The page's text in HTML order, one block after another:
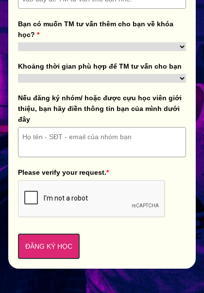
Bạn có muốn TM tư vấn thêm cho bạn về khóa
học? *
Khoảng thời gian phù hợp để TM tư vấn cho bạn
Nếu đăng ký nhóm/ hoặc được cựu học viên giới
thiệu, bạn hãy điền thông tin bạn của mình dưới
đây
Please verify your request.*
ĐĂNG KÝ HỌC